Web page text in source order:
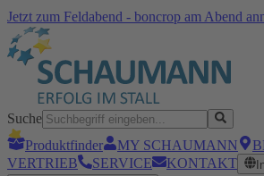
Jetzt zum Feldabend - boncrop am Abend
Suche
Produktfinder
MY SCHAUMANN
VERTRIEB
SERVICE KONTAKT